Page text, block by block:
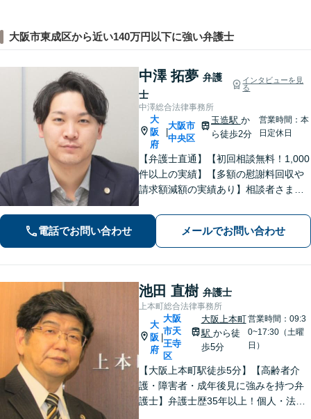
大阪市東成区から近い140万円以下に強い弁護士
中澤 拓夢 弁護
士
インタビューを見
る
中澤総合法律事務所
大
阪
府
大阪市
中央区
玉造駅 か
ら徒歩2分
営業時間：本
日定休日
【弁護士直通】【初回相談無料！1,000
件以上の実績】【多額の慰謝料回収や
請求額減額の実績あり】相談者さまに
丁寧なヒアリングできめ細やかにサポ
ート「刑事事件：執行猶予判決を得た
経験多数」示談交渉はお任せ！
電話でお問い合わせ メールでお問い合わせ
池田 直樹 弁護士
上本町総合法律事務所
大
阪
府
|
大阪
市天
王寺
区
大阪上本町
駅 から徒
歩5分
営業時間：09:3
0~17:30（土曜
日）
【大阪上本町駅徒歩5分】【高齢者介
護・障害者・成年後見に強みを持つ弁
護士】弁護士歴35年以上！個人・法人